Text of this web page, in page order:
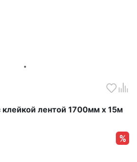
клейкой лентой 1700мм х 15м